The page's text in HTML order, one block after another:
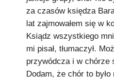
za czasów księdza
lat zajmowałem się w
Ksiądz wszystkiego
mi pisał, tłumaczył.
przywódcza i w chórze
Dodam, że chór to